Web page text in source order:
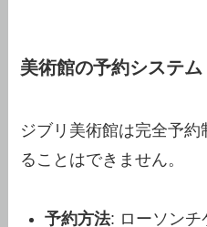
美術館の予約システム
ジブリ美術館は完全予
ることはできません。
予約方法: ローソンチ